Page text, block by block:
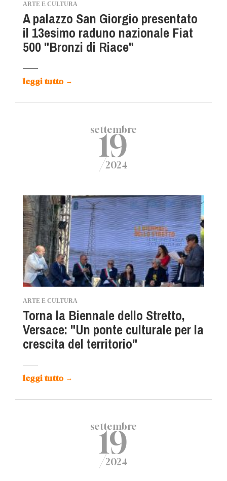
ARTE E CULTURA
A palazzo San Giorgio presentato
il 13esimo raduno nazionale Fiat
500 "Bronzi di Riace"
leggi tutto →
settembre
19
/2024
ARTE E CULTURA
Torna la Biennale dello Stretto,
Versace: "Un ponte culturale per la
crescita del territorio"
leggi tutto →
settembre
19
/2024